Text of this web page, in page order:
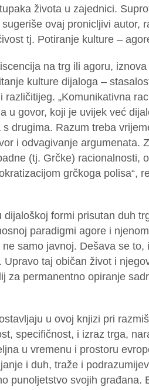
života u zajednici.
ovaj pronicljivi autor,
tj. Potiranje kulture –
na trg ili agoru,
kulture dijaloga –
različitijeg. „Komunikativna
u govor, koji je uvijek već
drugima. Razum treba
i odvagivanje argumenata.
(tj. Grčke) racionalnosti,
grčkoga polisa“,
dijaloškoj formi prisutan duh
paradigmi agore i
samo javnoj. Dešava se to,
Upravo taj običan život i
za permanentno opiranje
u ovoj knjizi pri
specifičnost, i izraz trga,
u vremenu i prostoru
i duh, traže i
punoljetstvo svojih građana.